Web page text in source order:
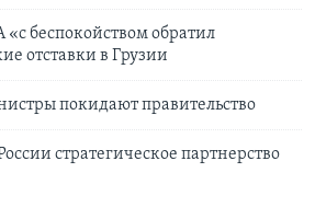
беспокойством обратил
отставки в Грузии
покидают правительство
стратегическое партнерство